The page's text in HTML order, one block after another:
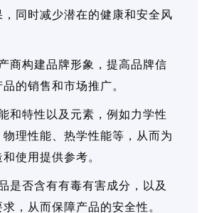
同时减少潜在的健康和安全风
商构建品牌形象，提高品牌信
的销售和市场推广。
和特性以及元素，例如力学性
理性能、热学性能等，从而为
使用提供参考。
是否含有有毒有害成分，以及
，从而保障产品的安全性。